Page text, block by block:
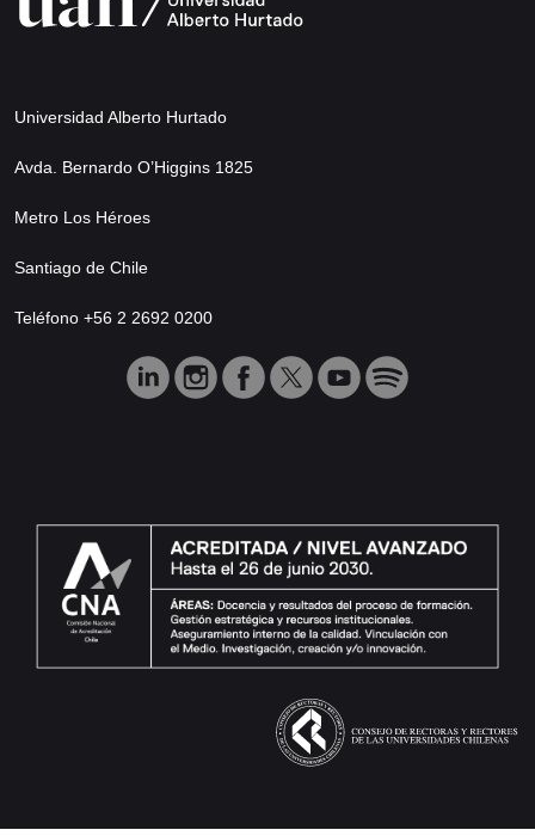
Universidad Alberto Hurtado
Avda. Bernardo O’Higgins 1825
Metro Los Héroes
Santiago de Chile
Teléfono +56 2 2692 0200